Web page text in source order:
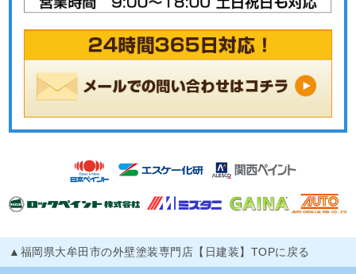
▲福岡県大牟田市の外壁塗装専門店【日建装】TOPに戻る